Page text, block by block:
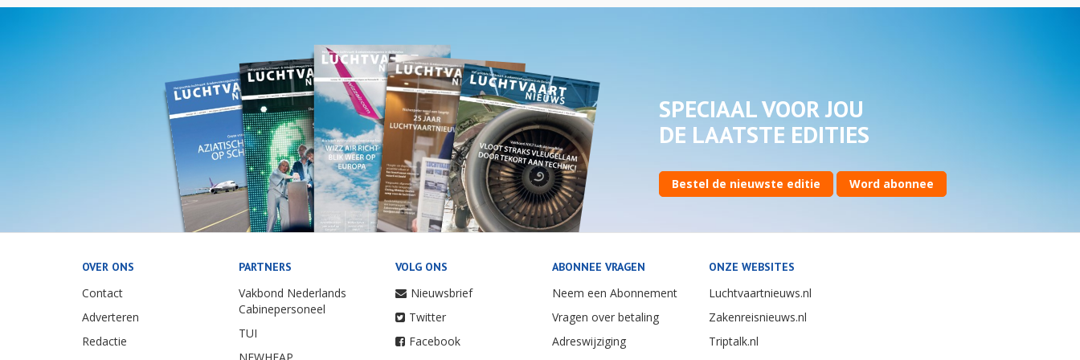
SPECIAAL VOOR JOU
DE LAATSTE EDITIES
Bestel de nieuwste editie Word abonnee
OVER ONS
Contact
Adverteren
Redactie
PARTNERS
Vakbond Nederlands
Cabinepersoneel
TUI
NEWHEAP
VOLG ONS
Nieuwsbrief
Twitter
Facebook
ABONNEE VRAGEN
Neem een Abonnement
Vragen over betaling
Adreswijziging
ONZE WEBSITES
Luchtvaartnieuws.nl
Zakenreisnieuws.nl
Triptalk.nl